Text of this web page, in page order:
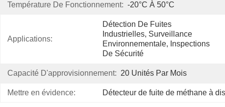
Température De Fonctionnement: -20°C À 50°C
Applications:
Détection De Fuites
Industrielles, Surveillance
Environnementale, Inspections
De Sécurité
Capacité D'approvisionnement: 20 Unités Par Mois
Mettre en évidence: Détecteur de fuite de méthane à